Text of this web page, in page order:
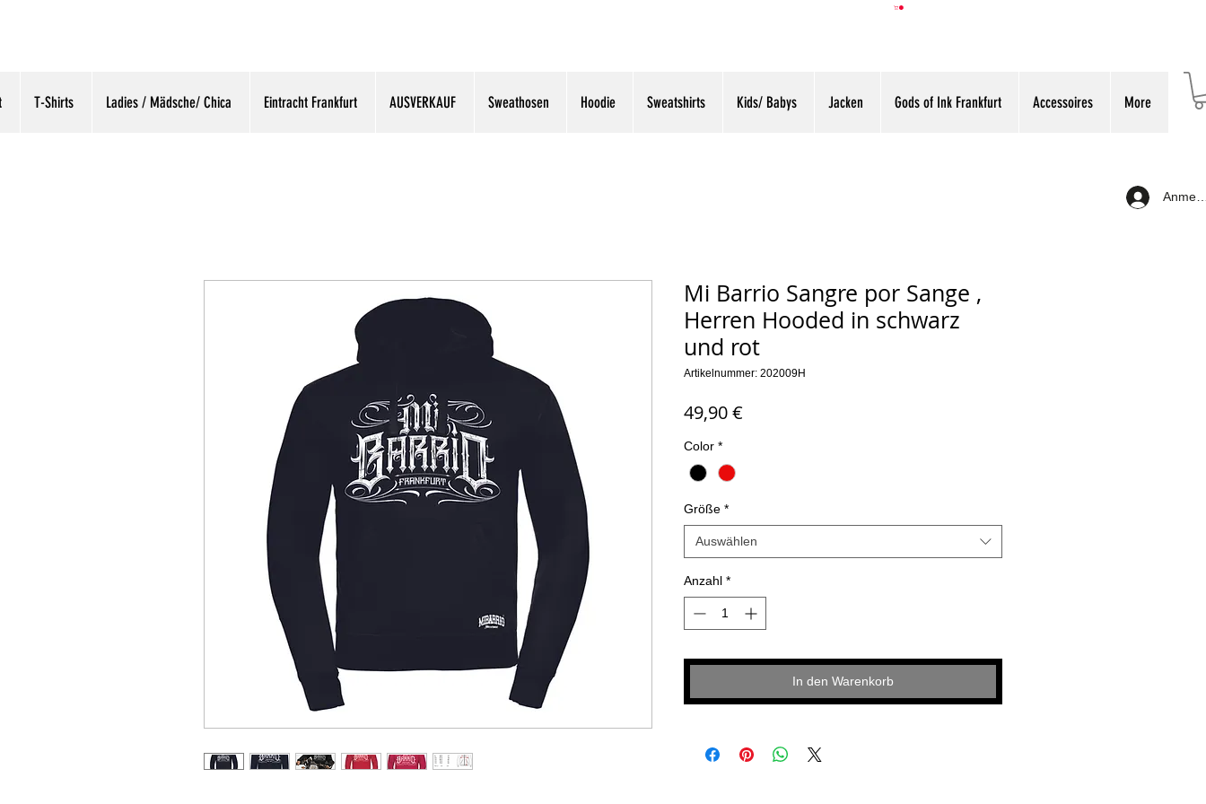
T-Shirts Ladies / Mädsche/ Chica Eintracht Frankfurt AUSVERKAUF Sweathosen Hoodie Sweatshirts Kids/ Babys Jacken Gods of Ink Frankfurt Accessoires More
Mi Barrio Sangre por Sange ,
Herren Hooded in schwarz
und rot
Artikelnummer: 202009H
49,90 €
Color *
Größe *
Auswählen
Anzahl *
In den Warenkorb